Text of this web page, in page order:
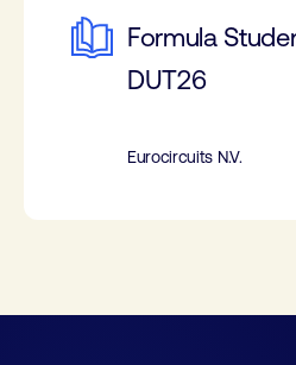
Formula
DUT26
Eurocircuits N.V.